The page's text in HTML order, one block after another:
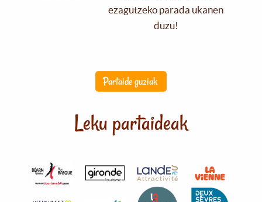
ezagutzeko parada ukanen
duzu!
Partaide guziak
Leku partaideak